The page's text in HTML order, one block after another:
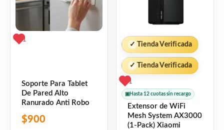
Ideal para:
✔ Oficinas y estudios
✔ Comercios y puntos de venta
✔ Sistemas administrativos
1
Soporte Para Tablet
De Pared Alto
Ranurado Anti Robo
$900
✓ Tienda Verificada
✓ Tienda Verificada
1
▣ Hasta 12 cuotas sin recargo
Extensor de WiFi
Mesh System AX3000
(1-Pack) Xiaomi